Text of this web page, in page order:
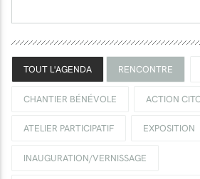
TOUT L'AGENDA RENCONTRE
CHANTIER BÉNÉVOLE ACTION
ATELIER PARTICIPATIF EXPOSITION
INAUGURATION/VERNISSAGE